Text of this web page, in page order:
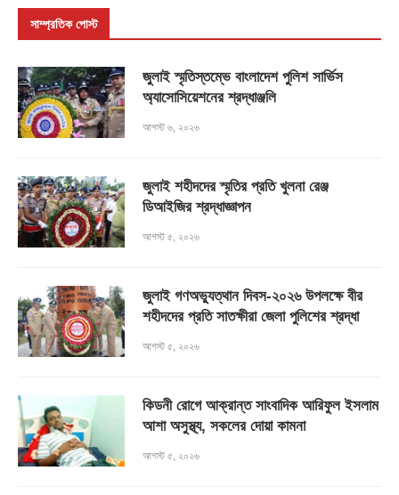
সাম্প্রতিক পোস্ট
জুলাই স্মৃতিস্তম্ভে বাংলাদেশ পুলিশ সার্ভিস
অ্যাসোসিয়েশনের শ্রদ্ধাঞ্জলি
আগস্ট ৬, ২০২৬
জুলাই শহীদদের স্মৃতির প্রতি খুলনা রেঞ্জ
ডিআইজির শ্রদ্ধাজ্ঞাপন
আগস্ট ৫, ২০২৬
জুলাই গণঅভ্যুত্থান দিবস-২০২৬ উপলক্ষে বীর
শহীদদের প্রতি সাতক্ষীরা জেলা পুলিশের শ্রদ্ধা
আগস্ট ৫, ২০২৬
কিডনী রোগে আক্রান্ত সাংবাদিক আরিফুল ইসলাম
আশা অসুস্থ্য, সকলের দোয়া কামনা
আগস্ট ৫, ২০২৬